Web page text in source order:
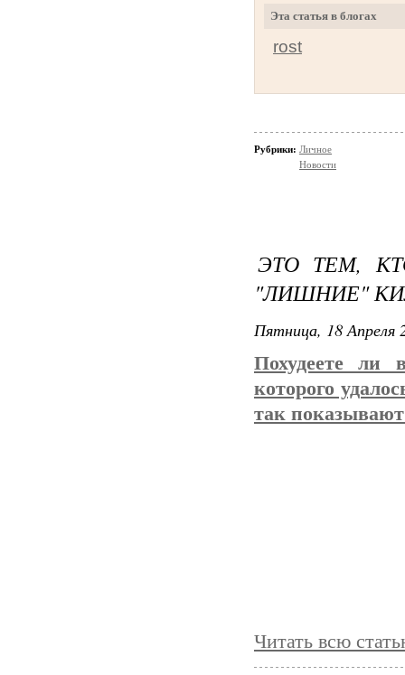
Эта статья в блогах
rost
Рубрики: Личное
Новости
ЭТО ТЕМ,
"ЛИШНИЕ"
Пятница, 18 Апреля
Похудеете ли
которого
так
Читать всю